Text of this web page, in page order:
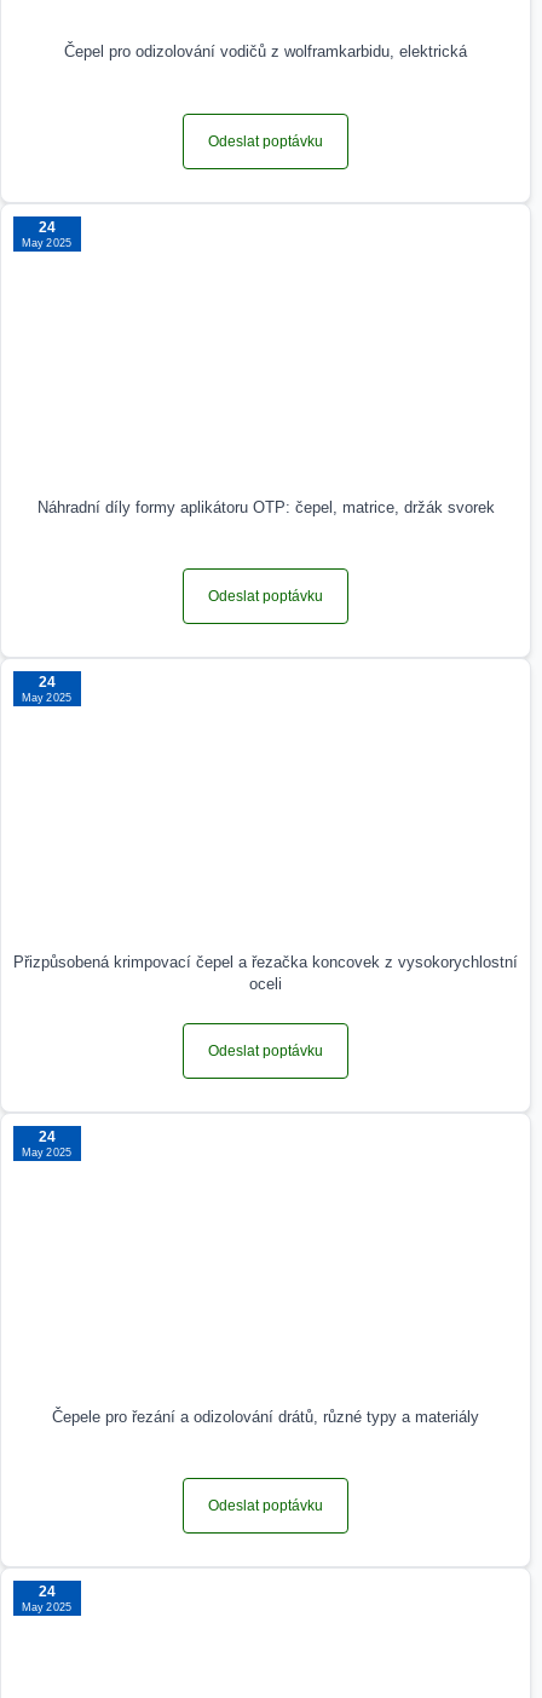
Čepel pro odizolování vodičů z wolframkarbidu, elektrická
Odeslat poptávku
24
May 2025
Náhradní díly formy aplikátoru OTP: čepel, matrice, držák svorek
Odeslat poptávku
24
May 2025
Přizpůsobená krimpovací čepel a řezačka koncovek z vysokorychlostní
oceli
Odeslat poptávku
24
May 2025
Čepele pro řezání a odizolování drátů, různé typy a materiály
Odeslat poptávku
24
May 2025